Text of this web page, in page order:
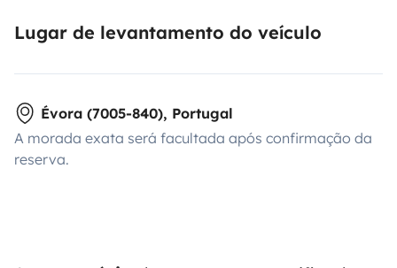
Lugar de levantamento do veículo
Évora (7005-840), Portugal
A morada exata será facultada após confirmação da
reserva.